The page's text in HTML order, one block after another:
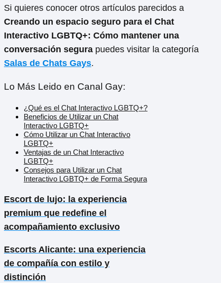
Si quieres conocer otros artículos parecidos a
Creando un espacio seguro para el Chat
Interactivo LGBTQ+: Cómo mantener una
conversación segura puedes visitar la categoría
Salas de Chats Gays.
Lo Más Leido en Canal Gay:
¿Qué es el Chat Interactivo LGBTQ+?
Beneficios de Utilizar un Chat
Interactivo LGBTQ+
Cómo Utilizar un Chat Interactivo
LGBTQ+
Ventajas de un Chat Interactivo
LGBTQ+
Consejos para Utilizar un Chat
Interactivo LGBTQ+ de Forma Segura
Escort de lujo: la experiencia
premium que redefine el
acompañamiento exclusivo
Escorts Alicante: una experiencia
de compañía con estilo y
distinción